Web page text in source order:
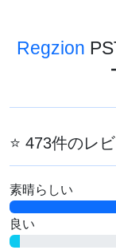
Regzion
⭐ 473件のレ
素晴らしい
良い